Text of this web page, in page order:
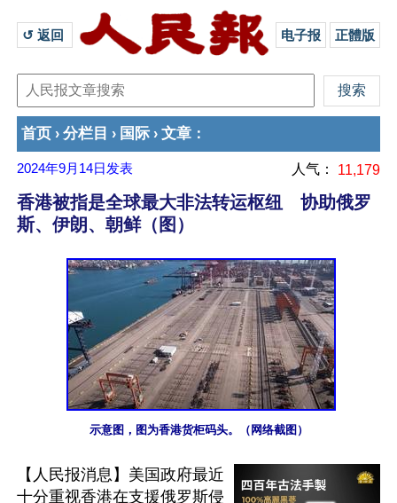
↺ 返回 电子报 正體版
首页 › 分栏目 › 国际 › 文章 ：
2024年9月14日 发表 人气： 11,179
香港被指是全球最大非法转运枢纽 协助俄罗
斯、伊朗、朝鲜（图）
示意图，图为香港货柜码头。（网络截图）
【人民报消息】美国政府最近
十分重视香港在支援俄罗斯侵